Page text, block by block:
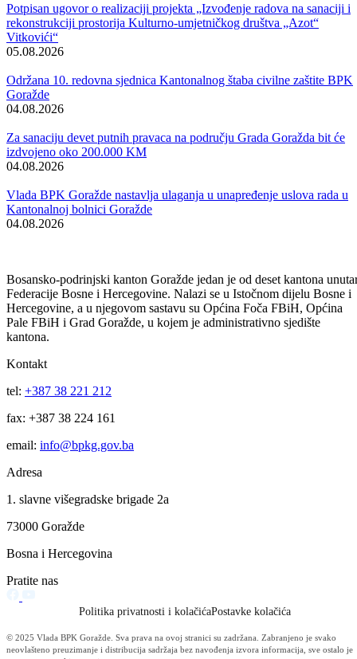
regionalnom putu Ilovača – Brzača: Slijedi potpisivanje ugovora čija
vrijednost 422.971 KM
06.08.2026
Otvorene pristigle prijave na Javni poziv za predlaganje kandidata za
05.08.2026